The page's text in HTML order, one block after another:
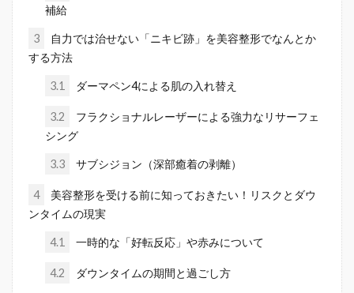
補給
3
自力では治せない「ニキビ跡」を美容整形でなんとか
する方法
3.1 ダーマペン4による肌の入れ替え
3.2
フラクショナルレーザーによる強力なリサーフェ
シング
3.3 サブシジョン（深部癒着の剥離）
4
美容整形を受ける前に知っておきたい！リスクとダウ
ンタイムの現実
4.1 一時的な「好転反応」や赤みについて
4.2 ダウンタイムの期間と過ごし方